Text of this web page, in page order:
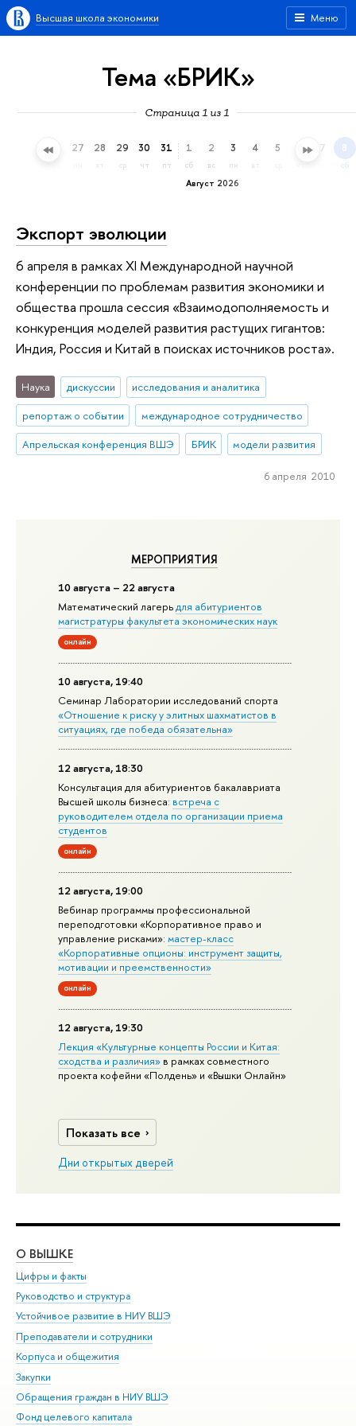
Меню
Высшая школа экономики
Тема «БРИК»
Страница 1 из 1
26 27 28 29
ср
30
чт
31
пт
Август 2026
1
сб
2
вс
3
пн
4 5 6 7 8
сб
МЕРОПРИЯТИЯ
10 августа – 22 августа
Математический лагерьдля абитуриентов
магистратуры факультета экономических наук
онлайн
10 августа, 19:40
Семинар Лаборатории исследований спорта
«Отношение к риску у элитных шахматистов в
ситуациях, где победа обязательна»
12 августа, 18:30
Консультация для абитуриентов бакалавриата
Высшей школы бизнеса: встреча с
руководителем отдела по организации приема
студентов
онлайн
12 августа, 19:00
Вебинар программы профессиональной
переподготовки «Корпоративное право и
управление рисками»:мастер-класс
«Корпоративные опционы: инструмент защиты,
мотивации и преемственности»
онлайн
12 августа, 19:30
Лекция «Культурные концепты России и Китая:
сходства и различия» в рамках совместного
проекта кофейни «Полдень» и «Вышки Онлайн»
Показать все
Дни открытых дверей
Экспорт эволюции
6 апреля в рамках XI Международной научной
конференции по проблемам развития экономики и
общества прошла сессия «Взаимодополняемость и
конкуренция моделей развития растущих гигантов:
Индия, Россия и Китай в поисках источников роста».
Наука дискуссии
исследования и аналитика
репортаж о событии
международное сотрудничество
Апрельская конференция ВШЭ
БРИК модели развития
6 апреля 2010
О ВЫШКЕ
Цифры и факты
Руководство и структура
Устойчивое развитие в НИУ ВШЭ
Преподаватели и сотрудники
Корпуса и общежития
Закупки
Обращения граждан в НИУ ВШЭ
Фонд целевого капитала